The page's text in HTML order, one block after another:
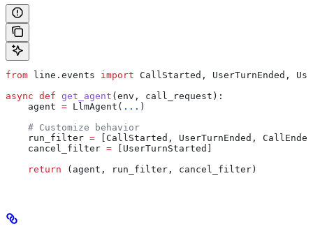
from line.events import CallStarted, UserTurnEnded,
async def get_agent ( env , call_request ):
    agent
= LlmAgent( ... )
    # Customize behavior
    run_filter
= [CallStarted, UserTurnEnded,
    cancel_filter
= [UserTurnStarted]
    return
(agent, run_filter, cancel_filter)